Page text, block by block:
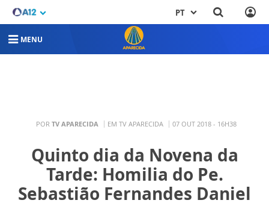
PT
MENU
POR TV APARECIDA EM TV APARECIDA 07 OUT 2018 - 16H38
Quinto dia da Novena da
Tarde: Homilia do Pe.
Sebastião Fernandes Daniel